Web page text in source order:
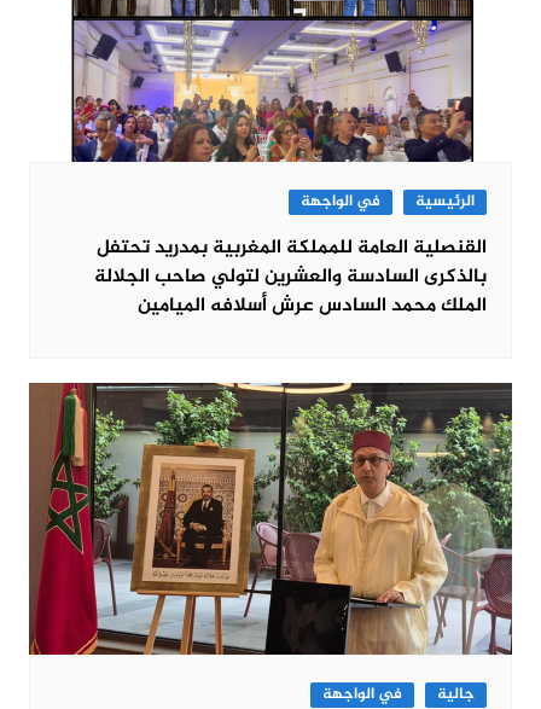
الرئيسية في الواجهة
القنصلية العامة للمملكة المغربية بمدريد تحتفل
بالذكرى السادسة والعشرين لتولي صاحب الجلالة
الملك محمد السادس عرش أسلافه الميامين
جالية في الواجهة